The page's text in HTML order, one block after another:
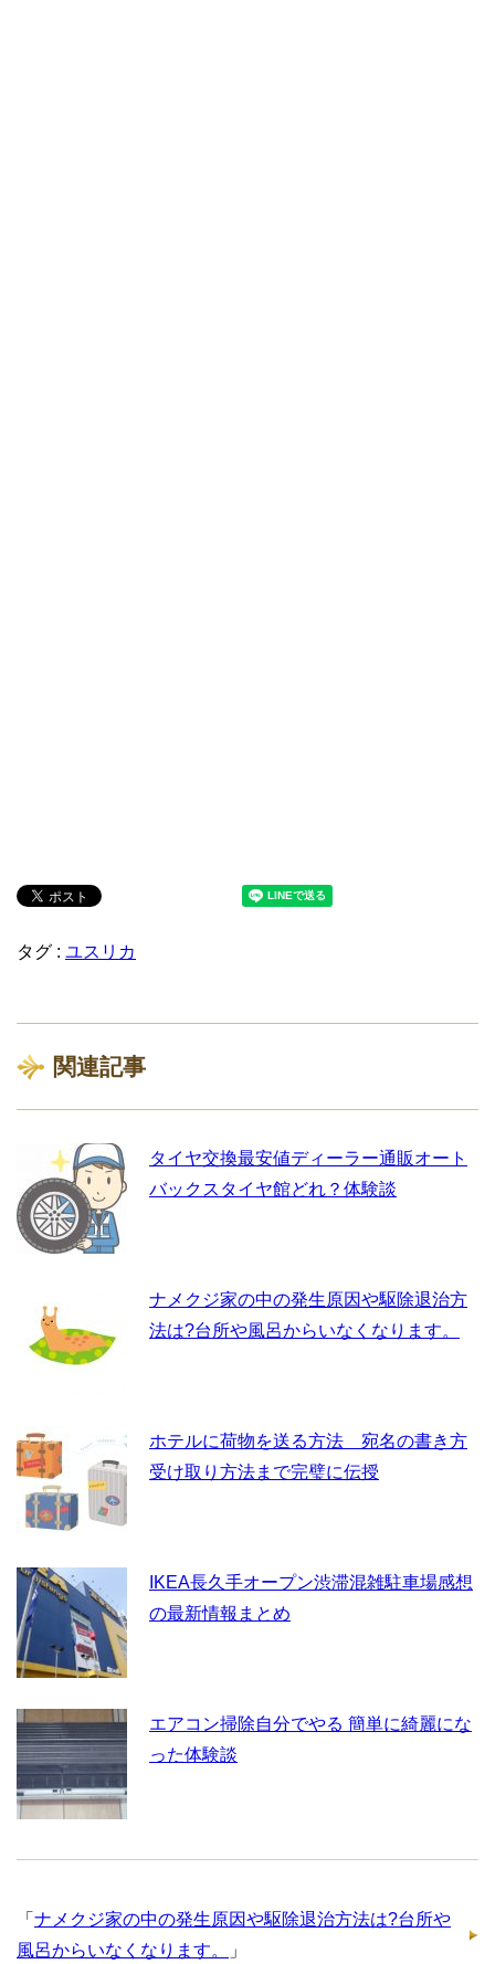
タグ : ユスリカ
関連記事
タイヤ交換最安値ディーラー通販オート
バックスタイヤ館どれ？体験談
ナメクジ家の中の発生原因や駆除退治方
法は?台所や風呂からいなくなります。
ホテルに荷物を送る方法 宛名の書き方
受け取り方法まで完璧に伝授
IKEA長久手オープン渋滞混雑駐車場感想
の最新情報まとめ
エアコン掃除自分でやる 簡単に綺麗にな
った体験談
「 ナメクジ家の中の発生原因や駆除退治方法は?台所や
風呂からいなくなります。
」